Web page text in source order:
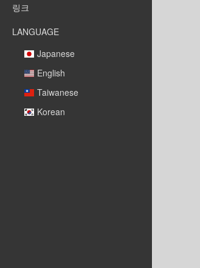
링크
LANGUAGE
Japanese
English
Taiwanese
Korean